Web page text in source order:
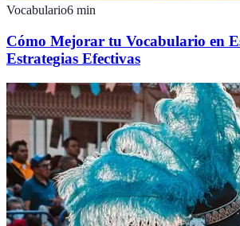
Vocabulario6 min
Cómo Mejorar tu Vocabulario en
Estrategias Efectivas